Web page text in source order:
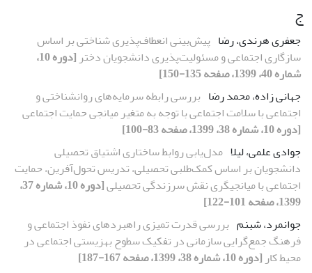
ج
جعفری هرندی، رضا پیش‌بینی انعطاف‌پذیری شناختی بر اساس
سازگاری اجتماعی و مسئولیت‌پذیری دانشجویان دختر
[دوره 10،
شماره 40، 1399، صفحه 135-150]
جهانی زاده، محمد رضا بررسی رابطه سرمایه‌های روانشناختی و
اجتماعی با سلامت اجتماعی با توجه به متغیر میانجی حمایت اجتماعی
[دوره 10، شماره 38، 1399، صفحه 83-100]
جوادی علمی، لیلا مدل‌یابی روابط ساختاری اشتیاق تحصیلی
دانشجویان بر اساس کمک‌طلبی تحصیلی، تدریس تحول‌آفرین، حمایت
اجتماعی با میانجیگری نقش سرزندگی تحصیلی
[دوره 10، شماره 37،
1399، صفحه 101-122]
جوانمرد، شبنم بررسی قدرت تمیزی راهبردهای نفوذ اجتماعی و
فرهنگ جمع‌گرایی سازمانی در تفکیک سطوح بهزیستی اجتماعی در
محیط کار [دوره 10، شماره 38، 1399، صفحه 167-187]